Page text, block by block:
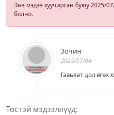
Энэ мэдээ хуучирсан буюу 2025/
болно.
Зочин
2025/07/04
Гавьяат цол өгөх
Төстэй мэдээллүүд: